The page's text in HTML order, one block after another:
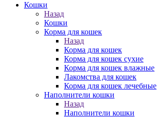
Кошки
Назад
Кошки
Корма для кошек
Назад
Корма для кошек
Корма для кошек сухие
Корма для кошек влажные
Лакомства для кошек
Корма для кошек лечебные
Наполнители кошки
Назад
Наполнители кошки